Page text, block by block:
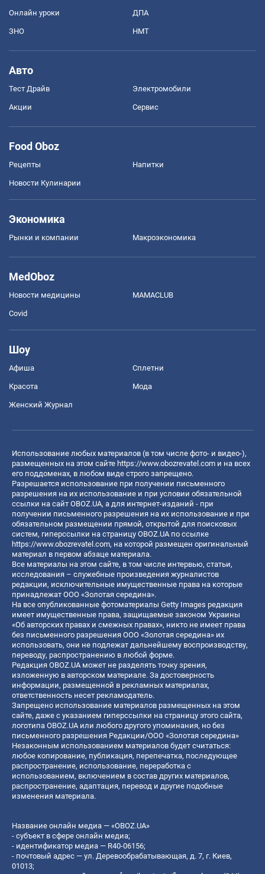
Онлайн уроки ДПА
ЗНО НМТ
Авто
Тест Драйв Электромобили
Акции Сервис
Food Oboz
Рецепты Напитки
Новости Кулинарии
Экономика
Рынки и компании Mакроэкономика
MedOboz
Новости медицины MAMACLUB
Covid
Шоу
Афиша Сплетни
Красота Мода
Женский Журнал
Использование любых материалов (в том числе фото- и видео-),
размещенных на этом сайте https://www.obozrevatel.com и на всех
его поддоменах, в любом виде строго запрещено.
Разрешается использование при получении письменного
разрешения на их использование и при условии обязательной
ссылки на сайт OBOZ.UA, а для интернет-изданий - при
получении письменного разрешения на их использование и при
обязательном размещении прямой, открытой для поисковых
систем, гиперссылки на страницу OBOZ.UA по ссылке
https://www.obozrevatel.com, на которой размещен оригинальный
материал в первом абзаце материала.
Все материалы на этом сайте, в том числе интервью, статьи,
исследования – служебные произведения журналистов
редакции, исключительные имущественные права на которые
принадлежат ООО «Золотая середина».
На все опубликованные фотоматериалы Getty Images редакция
имеет имущественные права, защищаемые законом Украины
«Об авторских правах и смежных правах», никто не имеет права
без письменного разрешения ООО «Золотая середина» их
использовать, они не подлежат дальнейшему воспроизводству,
переводу, распространению в любой форме.
Редакция OBOZ.UA может не разделять точку зрения,
изложенную в авторском материале. За достоверность
информации, размещенной в рекламных материалах,
ответственность несет рекламодатель.
Запрещено использование материалов размещенных на этом
сайте, даже с указанием гиперссылки на страницу этого сайта,
логотипа OBOZ.UA или любого другого упоминания, но без
письменного разрешения Редакции/ООО «Золотая середина»
Незаконным использованием материалов будет считаться:
любое копирование, публикация, перепечатка, последующее
распространение, использование, переработка с
использованием, включением в состав других материалов,
распространение, адаптация, перевод и другие подобные
изменения материала.
Название онлайн медиа — «OBOZ.UA»
- субъект в сфере онлайн медиа;
- идентификатор медиа — R40-06156;
- почтовый адрес — ул. Деревообрабатывающая, д. 7, г. Киев,
01013;